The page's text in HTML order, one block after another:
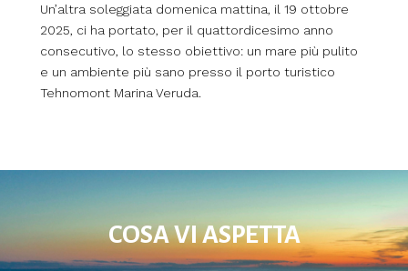
Un’altra soleggiata domenica mattina, il 19 ottobre
2025, ci ha portato, per il quattordicesimo anno
consecutivo, lo stesso obiettivo: un mare più pulito
e un ambiente più sano presso il porto turistico
Tehnomont Marina Veruda.
COSA VI ASPETTA